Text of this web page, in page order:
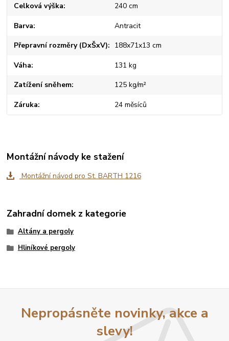
Celková výška 240 cm
Barva Antracit
Přepravní rozměry (DxŠxV) 188x71x13 cm
Váha 131 kg
Zatížení sněhem 125 kg/m²
Záruka 24 měsíců
Montážní návody ke stažení
Montážní návod pro St. BARTH 1216
Zahradní domek z kategorie
Altány a pergoly
Hliníkové pergoly
Nepropásněte novinky, akce a
slevy!